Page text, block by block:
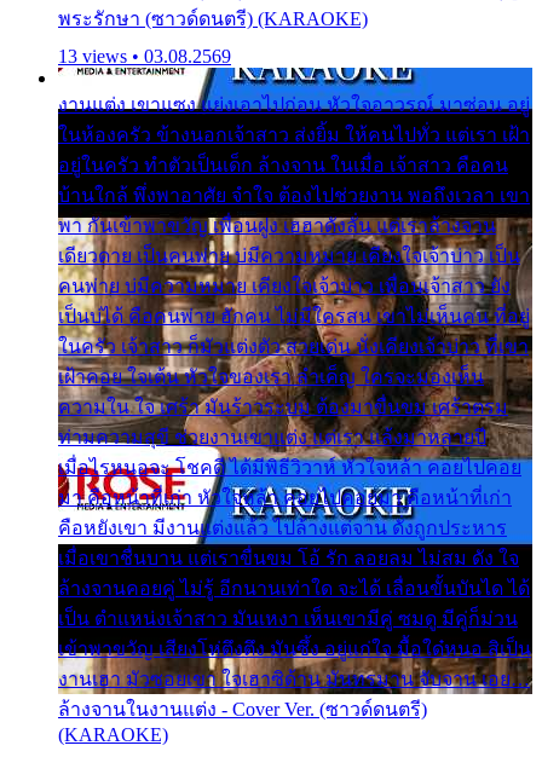
พระรักษา (ซาวด์ดนตรี) (KARAOKE)
13 views • 03.08.2569
งานแต่ง เขาแซง แย่งเอาไปก่อน หัวใจอาวรณ์ มาซ่อน อยู่
ในห้องครัว ข้างนอกเจ้าสาว ส่งยิ้ม ให้คนไปทั่ว แต่เรา เฝ้า
อยู่ในครัว ทำตัวเป็นเด็ก ล้างจาน ในเมื่อ เจ้าสาว คือคน
บ้านใกล้ พึ่งพาอาศัย จำใจ ต้องไปช่วยงาน พอถึงเวลา เขา
พา กันเข้าพาขวัญ เพื่อนฝูง เฮฮาดังลั่น แต่เราล้างจาน
เดียวดาย เป็นคนพ่าย บ่มีความหมาย เคียงใจเจ้าบ่าว เป็น
คนพ่าย บ่มีความหมาย เคียงใจเจ้าบ่าว เพื่อนเจ้าสาว ยัง
เป็นบ่ได้ คือคนพ่าย ฮักคน ไม่มีใครสน เขาไม่เห็นคน ที่อยู่
ในครัว เจ้าสาว ก็มัวแต่งตัว สวยเด่น นั่งเคียงเจ้าบ่าว ที่เขา
เฝ้าคอย ใจเต้น หัวใจของเรา ลำเค็ญ ใครจะมองเห็น
ความใน ใจ เศร้า มันร้าวระบม ต้องมาขื่นขม เศร้าตรม
ท่ามความสุขี ช่วยงานเขาแต่ง แต่เรา แล้งมาหลายปี
เมื่อไรหนอจะ โชคดี ได้มีพิธีวิวาห์ หัวใจหล้า คอยไปคอย
มา คือหน้าที่เก่า หัวใจหล้า คอยไปคอยมา คือหน้าที่เก่า
คือหยังเขา มีงานแต่งแล้ว ไปล้างแต่จาน ดั่งถูกประหาร
เมื่อเขาชื่นบาน แต่เราขื่นขม โอ้ รัก ลอยลม ไม่สม ดัง ใจ
ล้างจานคอยคู่ ไม่รู้ อีกนานเท่าใด จะได้ เลื่อนขั้นบันได ได้
เป็น ตำแหน่งเจ้าสาว มันเหงา เห็นเขามีคู่ ซมดู มีคู่ก็ม่วน
เข้าพาขวัญ เสียงโห่ตึงตึง มันซึ้ง อยู่แก่ใจ มื้อใด๋หนอ สิเป็น
งานเฮา มัวซอยเขา ใจเฮาซิด้าน มันทรมาน จับจาน เอย…
ล้างจานในงานแต่ง - Cover Ver. (ซาวด์ดนตรี)
(KARAOKE)